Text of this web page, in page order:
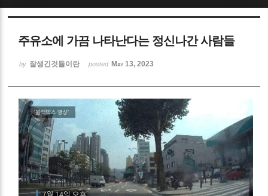
주유소에 가끔 나타난다는 정신나간 사람들
by 잘생긴것들이란 posted May 13, 2023
Sketchbook5, 스케치북5
Sketchbook5, 스케치북5